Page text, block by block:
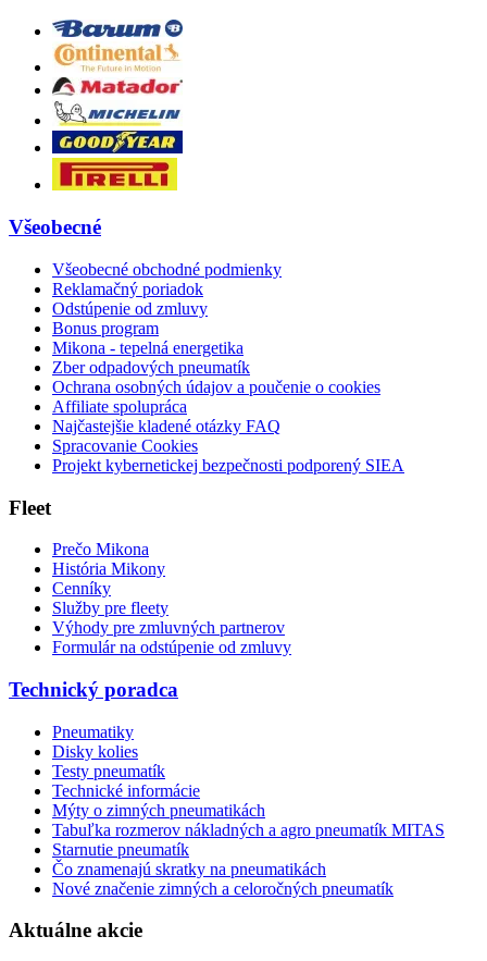
Všeobecné
Všeobecné obchodné podmienky
Reklamačný poriadok
Odstúpenie od zmluvy
Bonus program
Mikona - tepelná energetika
Zber odpadových pneumatík
Ochrana osobných údajov a poučenie o cookies
Affiliate spolupráca
Najčastejšie kladené otázky FAQ
Spracovanie Cookies
Projekt kybernetickej bezpečnosti podporený SIEA
Fleet
Prečo Mikona
História Mikony
Cenníky
Služby pre fleety
Výhody pre zmluvných partnerov
Formulár na odstúpenie od zmluvy
Technický poradca
Pneumatiky
Disky kolies
Testy pneumatík
Technické informácie
Mýty o zimných pneumatikách
Tabuľka rozmerov nákladných a agro pneumatík MITAS
Starnutie pneumatík
Čo znamenajú skratky na pneumatikách
Nové značenie zimných a celoročných pneumatík
Aktuálne akcie